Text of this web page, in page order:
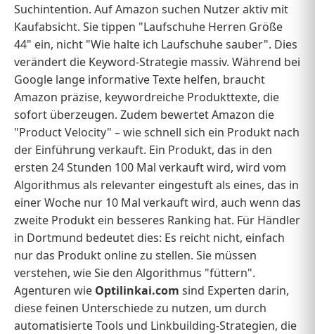
Suchintention. Auf Amazon suchen Nutzer aktiv mit
Kaufabsicht. Sie tippen "Laufschuhe Herren Größe
44" ein, nicht "Wie halte ich Laufschuhe sauber". Dies
verändert die Keyword-Strategie massiv. Während bei
Google lange informative Texte helfen, braucht
Amazon präzise, keywordreiche Produkttexte, die
sofort überzeugen. Zudem bewertet Amazon die
"Product Velocity" – wie schnell sich ein Produkt nach
der Einführung verkauft. Ein Produkt, das in den
ersten 24 Stunden 100 Mal verkauft wird, wird vom
Algorithmus als relevanter eingestuft als eines, das in
einer Woche nur 10 Mal verkauft wird, auch wenn das
zweite Produkt ein besseres Ranking hat. Für Händler
in Dortmund bedeutet dies: Es reicht nicht, einfach
nur das Produkt online zu stellen. Sie müssen
verstehen, wie Sie den Algorithmus "füttern".
Agenturen wie Optilinkai.com sind Experten darin,
diese feinen Unterschiede zu nutzen, um durch
automatisierte Tools und Linkbuilding-Strategien, die